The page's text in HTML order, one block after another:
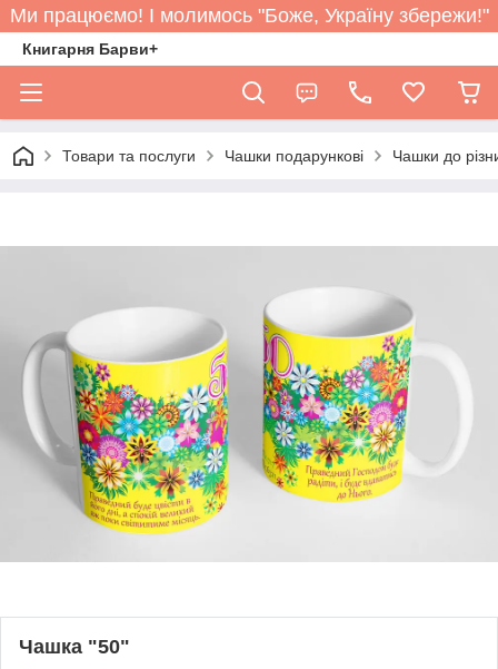
Ми працюємо! І молимось "Боже, Україну збережи!"
Книгарня Барви+
Товари та послуги Чашки подарункові Чашки до
Чашка "50"